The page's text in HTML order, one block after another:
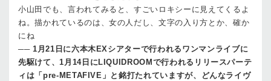
小山田 でも、言われてみると、すごいロキシーに見えてくるよ
ね。描かれているのは、女の人だし、文字の入り方とか、確か
にね
── 1月21日に六本木EXシアターで行われるワンマンライブに
先駆けて、1月14日にLIQUIDROOMで行われるリリースパーテ
ィは「pre-METAFIVE」と銘打たれていますが、どんなライヴ